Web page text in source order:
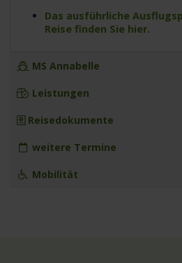
Das ausführliche
Reise finden Sie hier.
MS Annabelle
Leistungen
Reisedokumente
weitere Termine
Mobilität